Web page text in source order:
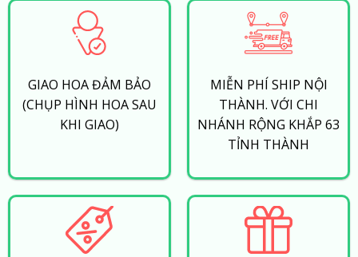
GIAO HOA ĐẢM BẢO
(CHỤP HÌNH HOA SAU
KHI GIAO)
MIỄN PHÍ SHIP NỘI
THÀNH. VỚI CHI
NHÁNH RỘNG KHẮP 63
TỈNH THÀNH